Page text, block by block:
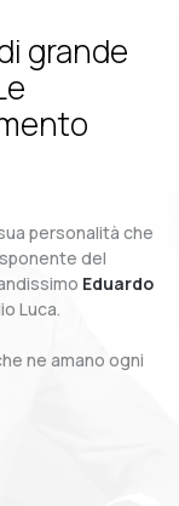
grande
personalità che
del
Eduardo
Luca.
ne amano ogni